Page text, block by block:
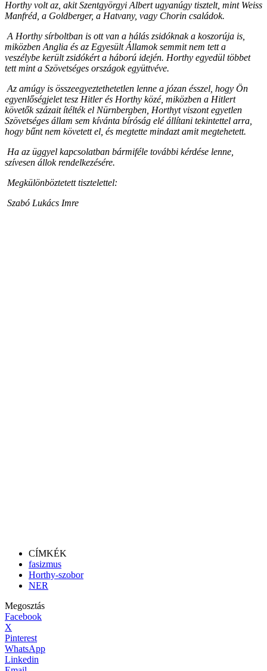
Horthy volt az, akit Szentgyörgyi Albert ugyanúgy tisztelt, mint Weiss
Manfréd, a Goldberger, a Hatvany, vagy Chorin családok.
A Horthy sírboltban is ott van a hálás zsidóknak a koszorúja is,
miközben Anglia és az Egyesült Államok semmit nem tett a
veszélybe került zsidókért a háború idején. Horthy egyedül többet
tett mint a Szövetséges országok együttvéve.
Az amúgy is összeegyeztethetetlen lenne a józan ésszel, hogy Ön
egyenlőségjelet tesz Hitler és Horthy közé, miközben a Hitlert
követők százait ítélték el Nürnbergben, Horthyt viszont egyetlen
Szövetséges állam sem kívánta bíróság elé állítani tekintettel arra,
hogy bűnt nem követett el, és megtette mindazt amit megtehetett.
Ha az üggyel kapcsolatban bármiféle további kérdése lenne,
szívesen állok rendelkezésére.
Megkülönböztetett tisztelettel:
Szabó Lukács Imre
CÍMKÉK
fasizmus
Horthy-szobor
NER
Megosztás
Facebook
X
Pinterest
WhatsApp
Linkedin